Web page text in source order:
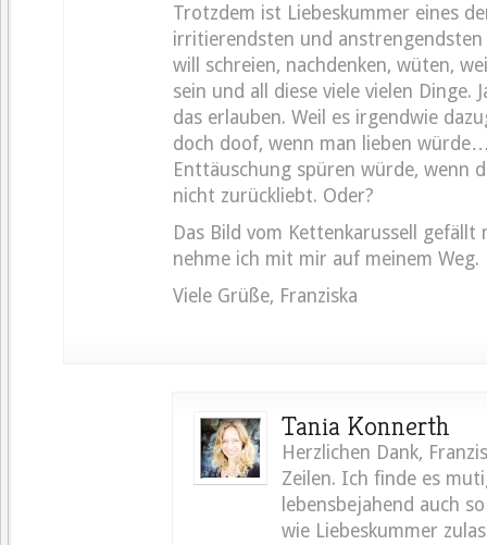
Trotzdem ist Liebeskummer eines
irritierendsten und
will schreien, nachdenken, wüten,
sein und all diese viele vielen Dinge.
das erlauben. Weil es irgendwie
doch doof, wenn man lieben
Enttäuschung spüren würde, wenn
nicht zurückliebt. Oder?
Das Bild vom Kettenkarussell gefällt
nehme ich mit mir auf meinem Weg.
Viele Grüße, Franziska
Tania Konnerth
Herzlichen Dank,
Zeilen. Ich finde es
lebensbejahend auch
wie Liebeskummer